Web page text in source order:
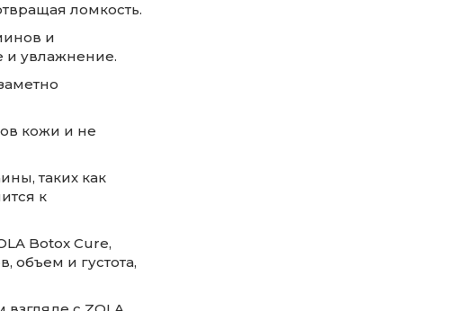
ломкость.
и
и увлажнение.
кожи и не
таких как
к
Botox Cure,
объем и густота,